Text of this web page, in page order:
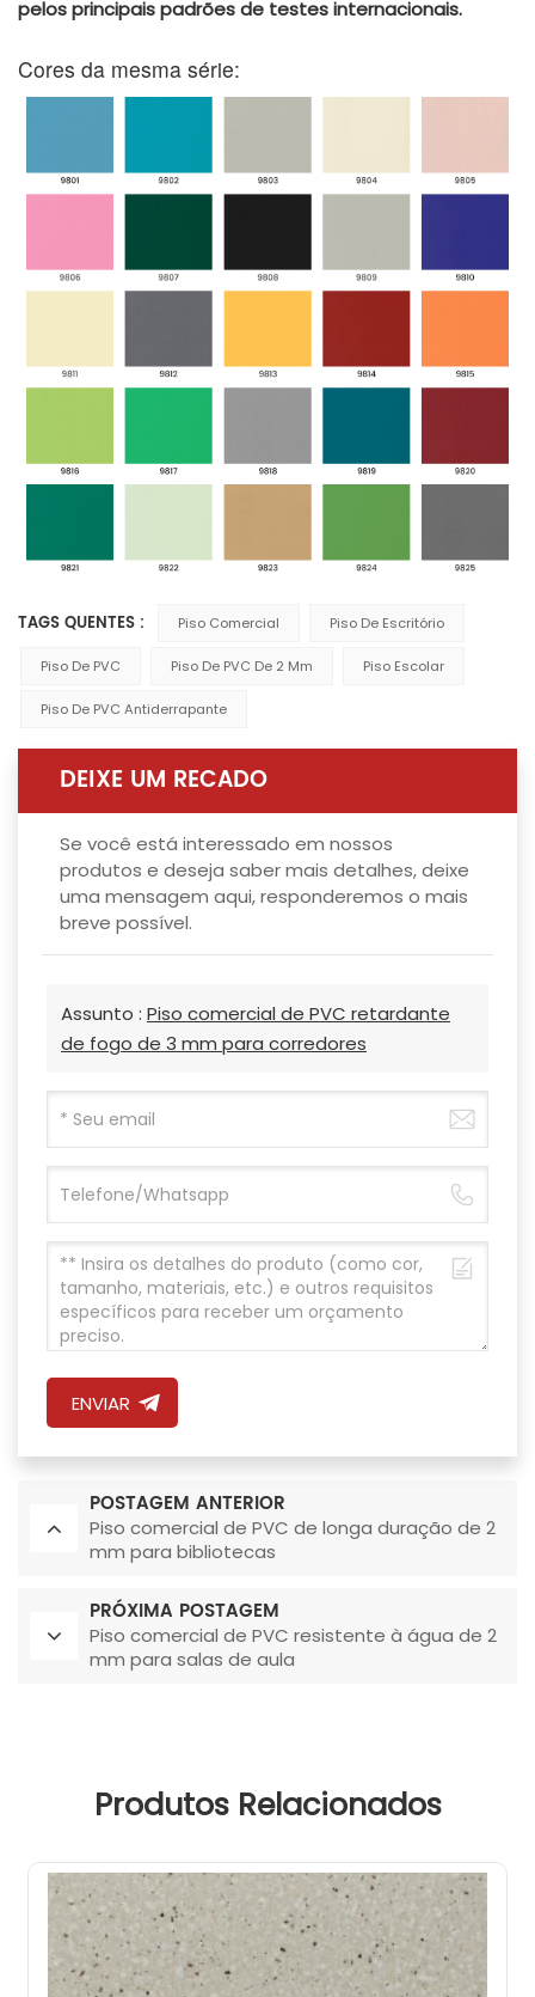
pelos principais padrões de testes internacionais.
Cores da mesma série:
TAGS QUENTES : Piso Comercial Piso De Escritório
Piso De PVC Piso De PVC De 2 Mm Piso Escolar
Piso De PVC Antiderrapante
DEIXE UM RECADO
Se você está interessado em nossos
produtos e deseja saber mais detalhes, deixe
uma mensagem aqui, responderemos o mais
breve possível.
Assunto : Piso comercial de PVC retardante
de fogo de 3 mm para corredores
ENVIAR
POSTAGEM ANTERIOR
Piso comercial de PVC de longa duração de 2
mm para bibliotecas
PRÓXIMA POSTAGEM
Piso comercial de PVC resistente à água de 2
mm para salas de aula
Produtos Relacionados